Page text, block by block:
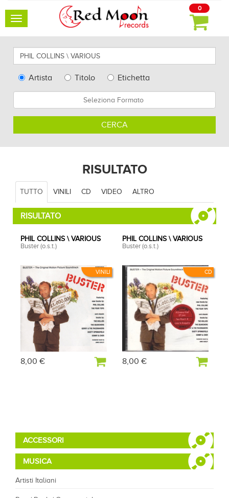
Toggle
0
Cerca
qui
artisti,
altro...
TypeArtista Titolo
Etichetta
CERCA
RISULTATO
TUTTO VINILI CD VIDEO ALTRO
RISULTATO
VINILI
PHIL COLLINS \ VARIOUS
Buster (o.s.t.)
8,00 €
CD
PHIL COLLINS \ VARIOUS
Buster (o.s.t.)
8,00 €
ACCESSORI
MUSICA
Artisti Italiani